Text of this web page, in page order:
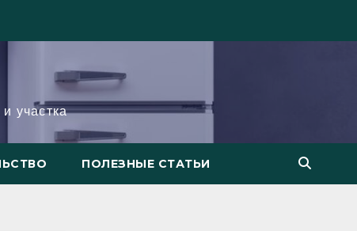
участка
ПОЛЕЗНЫЕ СТАТЬИ